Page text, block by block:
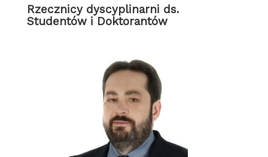
Rzecznicy dyscyplinarni ds.
Studentów i Doktorantów